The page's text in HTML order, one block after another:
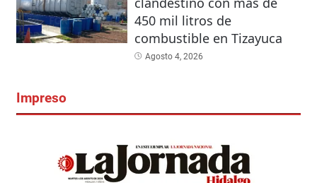
450 mil litros de
combustible en Tizayuca
Agosto 4, 2026
Impreso